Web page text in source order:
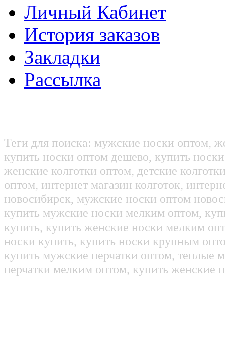
Личный Кабинет
История заказов
Закладки
Рассылка
Теги для поиска: мужские носки оптом,
купить носки оптом дешево, купить
женские колготки оптом, детские
оптом, интернет магазин колготок,
новосибирск, мужские носки оптом
купить мужские носки мелким оптом,
купить, купить женские носки мелким
носки купить, купить носки крупным
купить мужские перчатки оптом, теплые
перчатки мелким оптом, купить женские